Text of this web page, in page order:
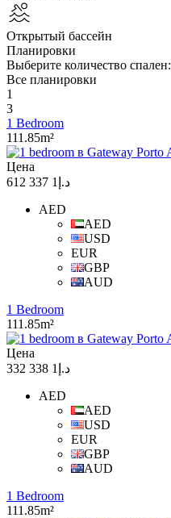
Открытый бассейн
Планировки
Выберите количество спален:
Все планировки
1
3
1 Bedroom
111.85m²
Цена
د.إ1 337 612
AED
AED
USD
EUR
GBP
AUD
1 Bedroom
111.85m²
Цена
د.إ1 338 332
AED
AED
USD
EUR
GBP
AUD
1 Bedroom
111.85m²